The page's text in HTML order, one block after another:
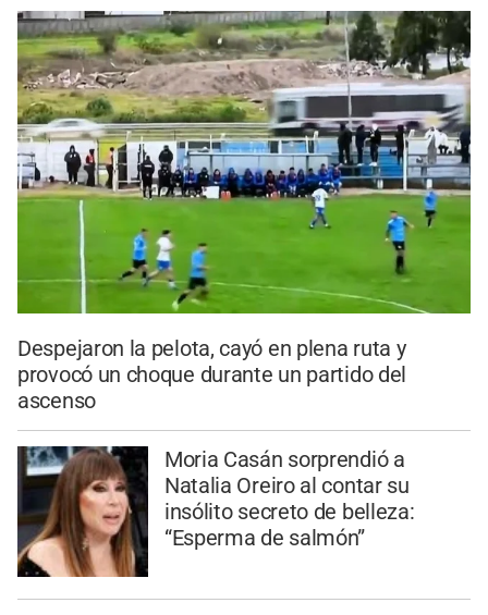
Despejaron la pelota, cayó en plena ruta y
provocó un choque durante un partido del
ascenso
Moria Casán sorprendió a
Natalia Oreiro al contar su
insólito secreto de belleza:
“Esperma de salmón”